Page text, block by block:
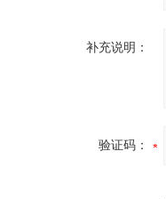
补充说明：
验证码：